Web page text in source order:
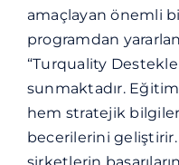
Blog
İletişim
amaçlayan önemli
programdan
“Turquality
sunmaktadır. Eğitim
hem stratejik
becerilerini geliştirir.
şirketlerin